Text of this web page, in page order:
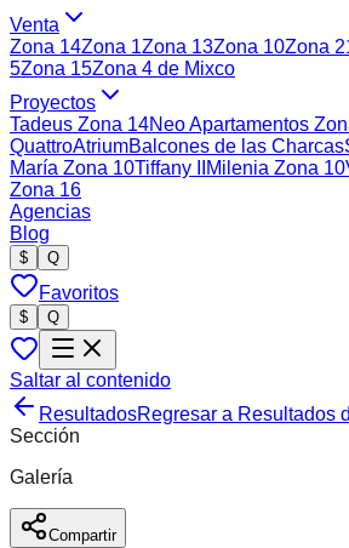
Venta
Zona 14Zona 1Zona 13Zona 10Zona
5Zona 15Zona 4 de Mixco
Proyectos
Tadeus Zona 14Neo Apartamentos
QuattroAtriumBalcones de las Charcas
María Zona 10Tiffany II Milenia Zona 10
Zona 16
Agencias
Blog
$ Q
Favoritos
$ Q
Saltar al contenido
ResultadosRegresar a Resultados
Sección
Galería
Compartir